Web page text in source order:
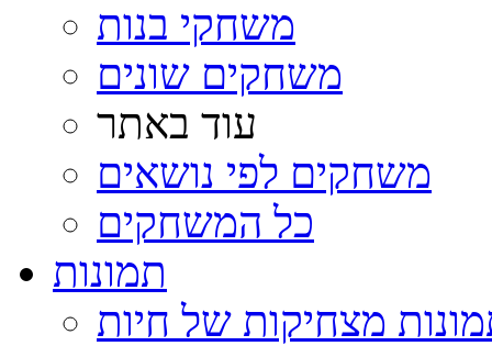
משחקי בנות
משחקים שונים
עוד באתר
משחקים לפי נושאים
כל המשחקים
תמונות
מצחיקות של חיות